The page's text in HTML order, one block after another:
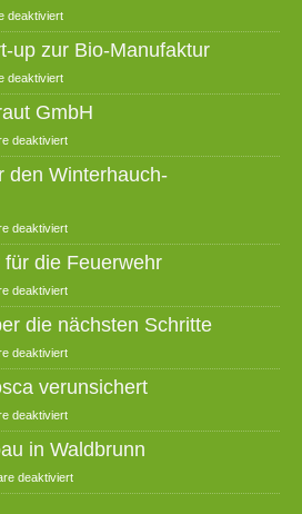
deaktiviert
up zur Bio-Manufaktur
deaktiviert
GmbH
deaktiviert
den Winterhauch-
deaktiviert
die Feuerwehr
deaktiviert
die nächsten Schritte
deaktiviert
verunsichert
deaktiviert
in Waldbrunn
deaktiviert